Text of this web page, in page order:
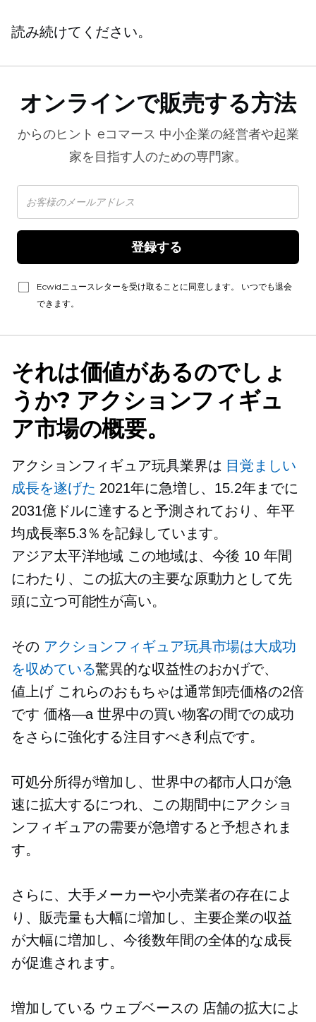
読み続けてください。
オンラインで販売する方法
からのヒント eコマース 中小企業の経営者や起業
家を目指す人のための専門家。
Ecwidニュースレターを受け取ることに同意します。 いつでも退会
できます。
それは価値があるのでしょ
うか? アクションフィギュ
ア市場の概要。
アクションフィギュア玩具業界は 目覚ましい
成長を遂げた 2021年に急増し、15.2年までに
2031億ドルに達すると予測されており、年平
均成長率5.3％を記録しています。
アジア太平洋地域 この地域は、今後 10 年間
にわたり、この拡大の主要な原動力として先
頭に立つ可能性が高い。
その アクションフィギュア玩具市場は大成功
を収めている驚異的な収益性のおかげで、
値上げこれらのおもちゃは通常卸売価格の2倍
です 価格—a 世界中の買い物客の間での成功
をさらに強化する注目すべき利点です。
可処分所得が増加し、世界中の都市人口が急
速に拡大するにつれ、この期間中にアクショ
ンフィギュアの需要が急増すると予想されま
す。
さらに、大手メーカーや小売業者の存在によ
り、販売量も大幅に増加し、主要企業の収益
が大幅に増加し、今後数年間の全体的な成長
が促進されます。
増加している ウェブベースの 店舗の拡大によ